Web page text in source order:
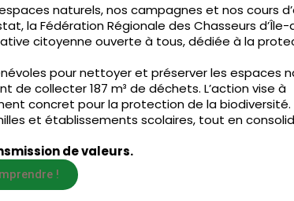
naturels, nos campagnes et nos cours
la Fédération Régionale des Chasseurs
citoyenne ouverte à tous, dédiée à la
pour nettoyer et préserver les espaces
collecter 187 m³ de déchets. L’action vise à
concret pour la protection de la biodiversité.
et établissements scolaires, tout en
de valeurs.
!